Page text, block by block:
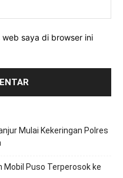
web saya di browser ini
Mulai Kekeringan Polres
Mobil Puso Terperosok ke